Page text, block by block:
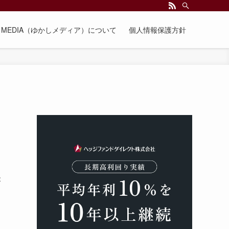
（ゆかしメディア）について 個人情報保護方針